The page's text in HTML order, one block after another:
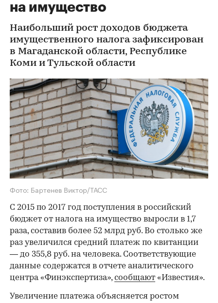
на имущество
Наибольший рост доходов бюджета
имущественного налога зафиксирован
в Магаданской области, Республике
Коми и Тульской области
Фото: Бартенев Виктор/ТАСС
C 2015 по 2017 год поступления в российский
бюджет от налога на имущество выросли в 1,7
раза, составив более 52 млрд руб. Во столько же
раз увеличился средний платеж по квитанции
— до 355,8 руб. на человека. Соответствующие
данные содержатся в отчете аналитического
центра «Финэкспертиза»,сообщают «Известия».
Увеличение платежа объясняется ростом